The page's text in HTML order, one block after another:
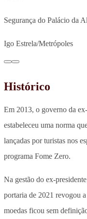
Segurança do Palácio da
Igo Estrela/Metrópoles
Histórico
Em 2013, o governo da
estabeleceu uma norma
lançadas por turistas nos
programa Fome Zero.
Na gestão do ex-
portaria de 2021 revogou
moedas ficou sem